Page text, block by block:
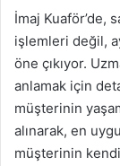
İmaj Kuaför’de,
işlemleri değil,
öne çıkıyor.
anlamak için
müşterinin
alınarak, en
müşterinin